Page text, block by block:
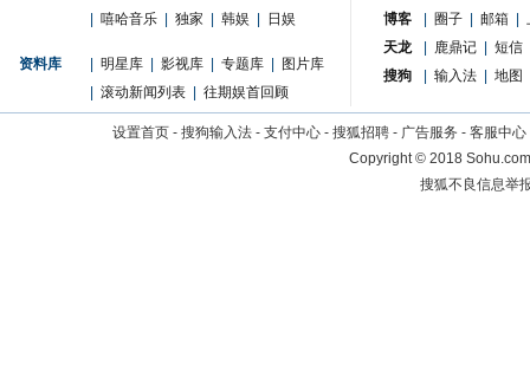
嘻哈音乐 独家 韩娱 日娱
资料库 明星库 影视库 专题库
图片库
滚动新闻列表 往期娱首回顾
博客 圈子 邮箱
天龙
鹿鼎记
短信
搜狗
输入法 地图
设置首页 - 搜狗输入法 - 支付中心 - 搜狐招聘 - 广告服务 - 客服中心
Copyright©2018
搜狐不良信息举